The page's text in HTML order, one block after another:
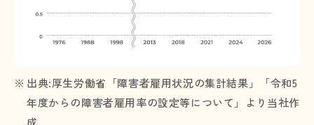
出典:厚生労働省「障害者雇用状況の集計結果」「令和5
年度からの障害者雇用率の設定等について」より当社作
成